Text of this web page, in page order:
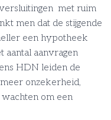
met ruim
men dat de stijgende
een hypotheek
aantal aanvragen
HDN leiden de
onzekerheid,
om een